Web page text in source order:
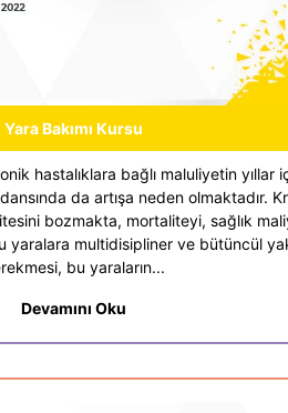
Yara Bakımı Kursu
hastalıklara bağlı maluliyetin yıllar
da artışa neden olmaktadır.
bozmakta, mortaliteyi, sağlık
yaralara multidisipliner ve bütüncül
bu yaraların...
Devamını Oku